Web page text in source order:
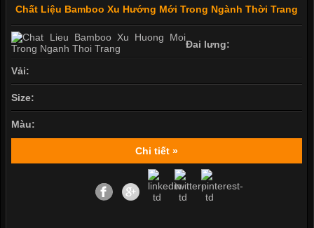
Chất Liệu Bamboo Xu Hướng Mới Trong Ngành Thời Trang
Đai lưng:
Vải:
Size:
Màu:
Chi tiết »